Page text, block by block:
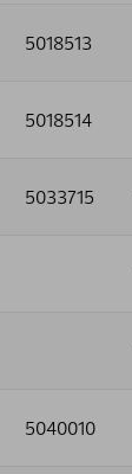
5018513
5018514
5033715
5040010